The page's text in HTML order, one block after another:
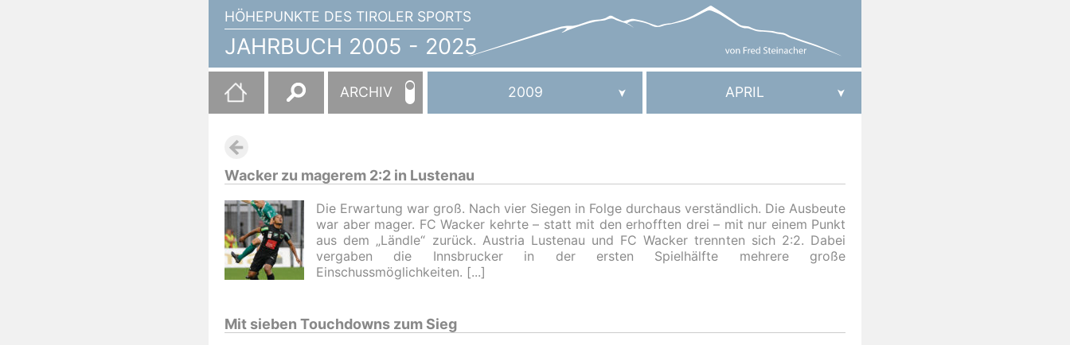
HÖHEPUNKTE DES TIROLER SPORTS
JAHRBUCH 2005 - 2025
JAHRBUCH
2005
2025
Suchen
nach:
ARCHIV 2009 APRIL
Wacker zu magerem 2:2 in Lustenau
Die Erwartung war groß. Nach vier Siegen in Folge durchaus verständlich. Die Ausbeute
war aber mager. FC Wacker kehrte – statt mit den erhofften drei – mit nur einem Punkt
aus dem „Ländle“ zurück. Austria Lustenau und FC Wacker trennten sich 2:2. Dabei
vergaben die Innsbrucker in der ersten Spielhälfte mehrere große
Einschussmöglichkeiten.
Mit sieben Touchdowns zum Sieg